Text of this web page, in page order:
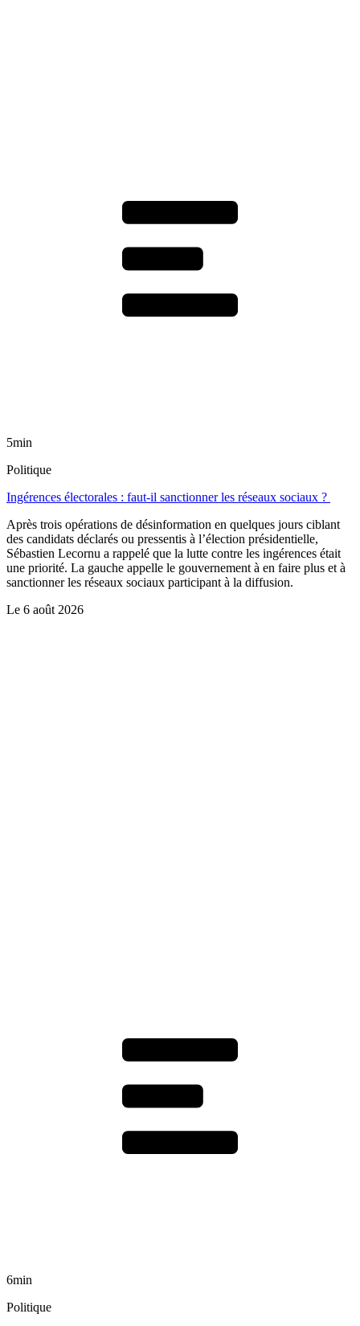
5min
Politique
Ingérences électorales : faut-il sanctionner les réseaux sociaux ?
Après trois opérations de désinformation en quelques jours ciblant
des candidats déclarés ou pressentis à l’élection présidentielle,
Sébastien Lecornu a rappelé que la lutte contre les ingérences était
une priorité. La gauche appelle le gouvernement à en faire plus et à
sanctionner les réseaux sociaux participant à la diffusion.
Le 6 août 2026
6min
Politique